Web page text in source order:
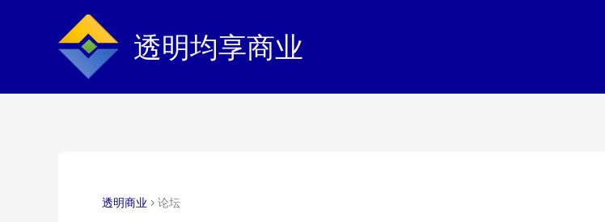
透明均享商业
透明商业 › 论坛